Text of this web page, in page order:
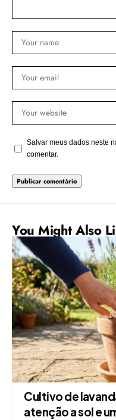
Salvar meus dados neste
comentar.
You Might Also
Cultivo de
atenção a sol e